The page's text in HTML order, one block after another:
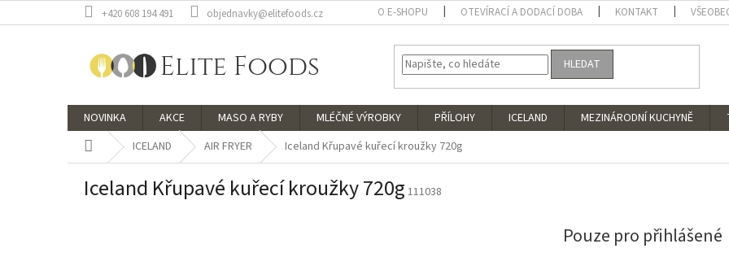
na
+420 608 194 491 objednavky@elitefoods.cz O E-SHOPU OTEVÍRACÍ A DODACÍ DOBA KONTAKT
HLEDAT
NOVINKA AKCE MASO A RYBY MLÉČNÉ VÝROBKY PŘÍLOHY ICELAND MEZINÁRODNÍ KUCHYNĚ
Domů ICELAND AIR FRYER Iceland Křupavé kuřecí kroužky 720g
Iceland Křupavé kuřecí kroužky 720g 111038
Pouze pro přihlášené